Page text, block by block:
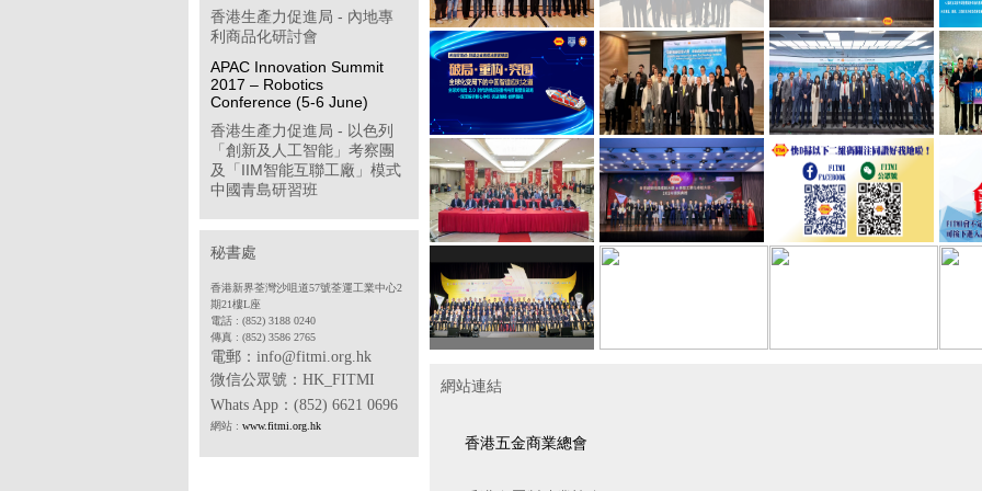
香港生產力促進局 - 內地專
利商品化研討會
APAC Innovation Summit
2017 – Robotics
Conference (5-6 June)
香港生產力促進局 - 以色列
「創新及人工智能」考察團
及「IIM智能互聯工廠」模式
中國青島研習班
「學習型企業獎」簡介會
第八屆「香港企業公民計
香港物聯網商會 - 透過多方
位推廣計劃開拓中國內地工
業物聯網市場(政府資助項目)
香港中華廠商聯合會 - 2017
年度「中小企貨運保險普及
計劃」
合作機構
秘書處
香港新界荃灣沙咀道57號荃運工業中心2
期21樓L座
電話 : (852) 3188 0240
傳真 : (852) 3586 2765
電郵：info@fitmi.org.hk
微信公眾號： HK_FITMI
Whats App ：(852) 6621 0696
網站 : www.fitmi.org.hk
網站連結
香港五金商業總會